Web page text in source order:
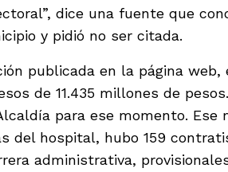
dice una fuente que
y pidió no ser citada.
publicada en la página web,
de 11.435 millones de
para ese momento. Ese
del hospital, hubo 159
administrativa,